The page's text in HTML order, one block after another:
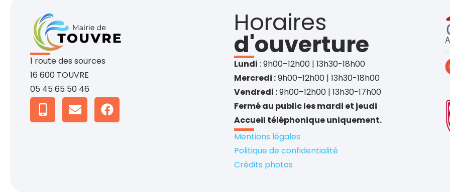
1 route des sources
16 600 TOUVRE
05 45 65 50 46
Horaires
d'ouverture
Lundi : 9h00–12h00 | 13h30-18h00
Mercredi :9h00–12h00 | 13h30-18h00
Vendredi :9h00–12h00 | 13h30-17h00
Fermé au public les mardi et jeudi
Accueil téléphonique uniquement.
Mentions légales
Politique de confidentialité
Crédits photos